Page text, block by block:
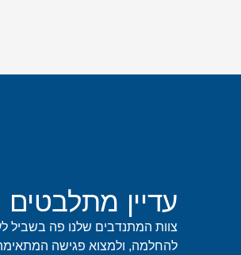
עדיין מתלבטים
צוות המתנדבים שלנו פה בשביל
להחלמה, ולמצוא פגישה